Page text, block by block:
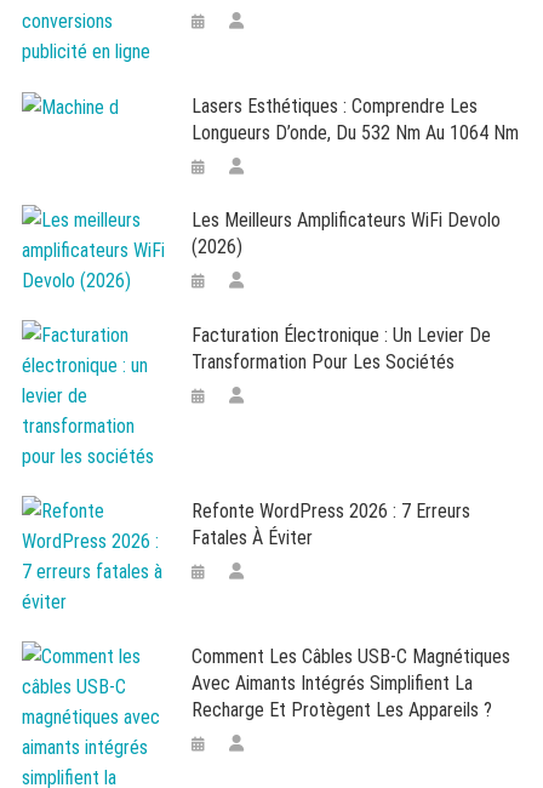
Lasers Esthétiques : Comprendre Les
Longueurs D’onde, Du 532 Nm Au 1064 Nm
Les Meilleurs Amplificateurs WiFi Devolo
(2026)
Facturation Électronique : Un Levier De
Transformation Pour Les Sociétés
Refonte WordPress 2026 : 7 Erreurs
Fatales À Éviter
Comment Les Câbles USB-C Magnétiques
Avec Aimants Intégrés Simplifient La
Recharge Et Protègent Les Appareils ?